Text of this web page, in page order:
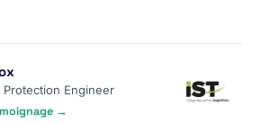
Protection Engineer
→